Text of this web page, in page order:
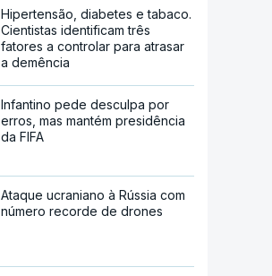
Hipertensão, diabetes e tabaco.
Cientistas identificam três
fatores a controlar para atrasar
a demência
Infantino pede desculpa por
erros, mas mantém presidência
da FIFA
Ataque ucraniano à Rússia com
número recorde de drones